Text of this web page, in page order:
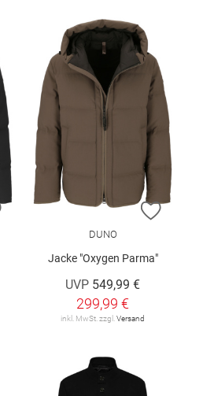
ZUR WUNSCHLISTE HINZUFÜGEN
ZUR
DUNO
Jacke "Oxygen Parma"
UVP 549,99 €
299,99 €
inkl. MwSt. zzgl. Versand